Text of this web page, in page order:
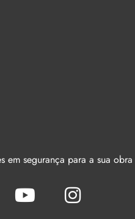
em segurança para a sua obra